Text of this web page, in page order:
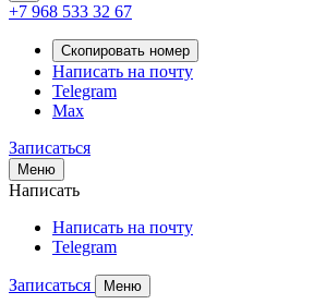
+7 968 533 32 67
Скопировать номер
Написать на почту
Telegram
Max
Записаться
Меню
Написать
Написать на почту
Telegram
Записаться Меню